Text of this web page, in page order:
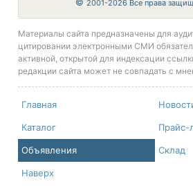
© 2001-2026 Все права
Материалы сайта предназначены для
цитировании электронными СМИ
активной, открытой для индексации
редакции сайта может не совпадать с
Главная
Каталог Прайс-
Объявления Склад
Наверх